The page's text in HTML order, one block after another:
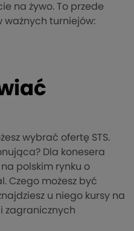
na żywo. To przede
ważnych turniejów:
wybrać ofertę STS.
Dla konesera
polskim rynku o
Czego możesz być
u niego kursy na
zagranicznych